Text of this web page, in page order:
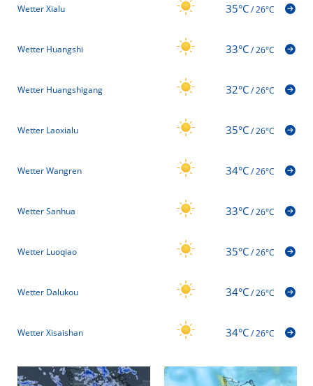
Wetter Xialu 35°C/26°C
Wetter Huangshi 33°C/26°C
Wetter Huangshigang 32°C/26°C
Wetter Laoxialu 35°C/26°C
Wetter Wangren 34°C/26°C
Wetter Sanhua 33°C/26°C
Wetter Luoqiao 35°C/26°C
Wetter Dalukou 34°C/26°C
Wetter Xisaishan 34°C/26°C